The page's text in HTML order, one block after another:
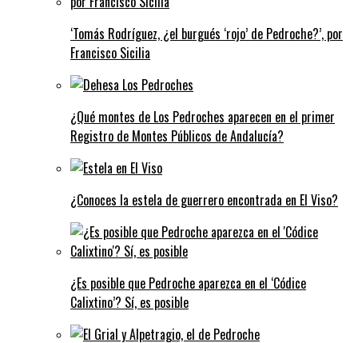
‘Tomás Rodríguez, ¿el burgués ‘rojo’ de Pedroche?’, por
Francisco Sicilia
¿Qué montes de Los Pedroches aparecen en el primer
Registro de Montes Públicos de Andalucía?
¿Conoces la estela de guerrero encontrada en El Viso?
¿Es posible que Pedroche aparezca en el ‘Códice
Calixtino’? Sí, es posible